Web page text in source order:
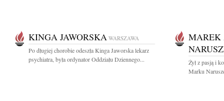
KINGA JAWORSKA WARSZAWA
Po długiej chorobie odeszła Kinga Jaworska lekarz
psychiatra, była ordynator Oddziału Dziennego...
MAREK
Żył z pasją i
Marku